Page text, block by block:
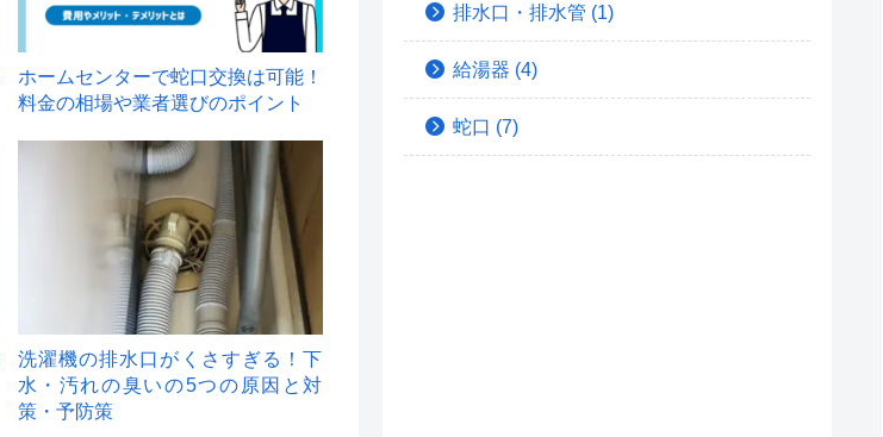
ホームセンターで蛇口交換は可能！
料金の相場や業者選びのポイント
洗濯機の排水口がくさすぎる！下
水・汚れの臭いの5つの原因と対
策・予防策
排水口・排水管 (1)
給湯器 (4)
蛇口 (7)